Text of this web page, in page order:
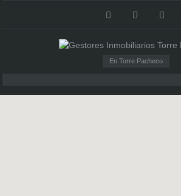
En Torre Pacheco